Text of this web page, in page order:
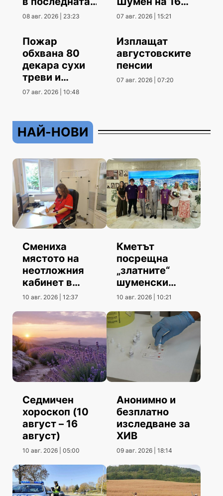
контрола
08 авг. 2026 | 23:23
август
07 авг. 2026 | 15:21
Пожар
обхвана 80
декара сухи
треви и
храсти
07 авг. 2026 | 10:48
Изплащат
августовските
пенсии
07 авг. 2026 | 07:20
НАЙ-НОВИ
Смениха
мястото на
неотложния
кабинет в
МБАЛ
10 авг. 2026 | 12:37
Кметът
посрещна
„златните“
шуменски
информатици
10 авг. 2026 | 10:21
Седмичен
хороскоп (10
август – 16
август)
10 авг. 2026 | 05:00
Анонимно и
безплатно
изследване за
ХИВ
09 авг. 2026 | 18:14